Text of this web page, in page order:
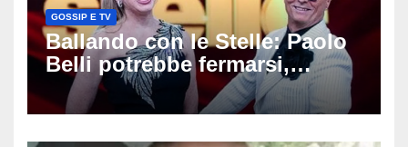
GOSSIP E TV
Ballando con le Stelle: Paolo
Belli potrebbe fermarsi,
spunta il nome del sostituto e
il cast prende forma